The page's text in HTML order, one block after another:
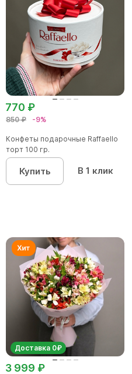
850 ₽ -9%
770 ₽
Конфеты подарочные Raffaello
торт 100 гр.
Купить В 1 клик
Доставка 0₽
3 999 ₽